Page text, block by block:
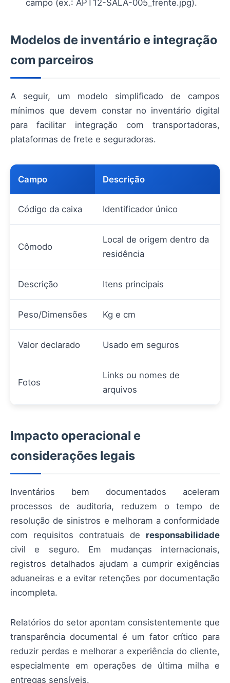
campo (ex.: APT12-SALA-005_frente.jpg).
Modelos de inventário e integração
com parceiros
A seguir, um modelo simplificado de campos
mínimos que devem constar no inventário digital
para facilitar integração com transportadoras,
plataformas de frete e seguradoras.
Campo Descrição
Código da caixa Identificador único
Cômodo
Local de origem dentro da
residência
Descrição Itens principais
Peso/Dimensões Kg e cm
Valor declarado Usado em seguros
Fotos
Links ou nomes de
arquivos
Impacto operacional e
considerações legais
Inventários bem documentados aceleram
processos de auditoria, reduzem o tempo de
resolução de sinistros e melhoram a conformidade
com requisitos contratuais de responsabilidade
civil e seguro. Em mudanças internacionais,
registros detalhados ajudam a cumprir exigências
aduaneiras e a evitar retenções por documentação
incompleta.
Relatórios do setor apontam consistentemente que
transparência documental é um fator crítico para
reduzir perdas e melhorar a experiência do cliente,
especialmente em operações de última milha e
entregas sensíveis.